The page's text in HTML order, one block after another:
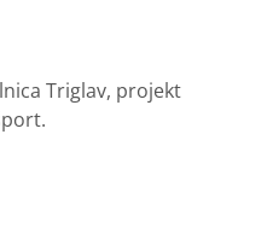
Triglav, projekt